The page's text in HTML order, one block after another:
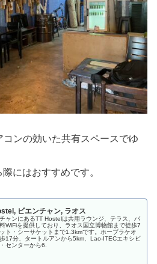
ンの効いた共有スペースでゆ
にはおすすめです。
ビエンチャン, ラオス
ャンにあるTT Hostelは共用ラウンジ、テラス、バ
WiFiを提供しており、ラオス国立博物館まで徒歩7
ト・シーサケットまで1.3kmです。ホープラケオ
17分、タートルアンから5km、Lao-ITECエキシビ
センターから6.